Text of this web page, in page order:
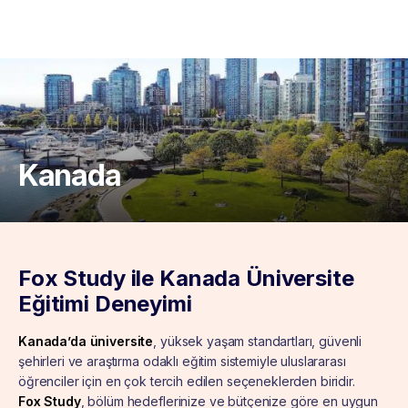
Kanada
Fox Study ile Kanada Üniversite
Eğitimi Deneyimi
Kanada’da üniversite , yüksek yaşam standartları, güvenli
şehirleri ve araştırma odaklı eğitim sistemiyle uluslararası
öğrenciler için en çok tercih edilen seçeneklerden biridir.
Fox Study, bölüm hedeflerinize ve bütçenize göre en uygun